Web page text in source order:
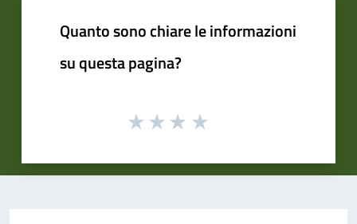
Quanto sono chiare le informazioni
su questa pagina?